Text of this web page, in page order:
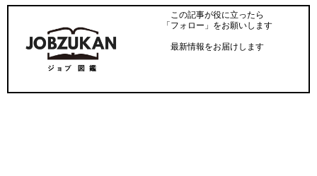
この記事が役に立ったら
「フォロー」をお願いします
最新情報をお届けします